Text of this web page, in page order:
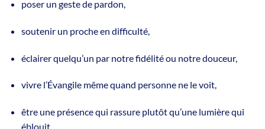
poser un geste de pardon,
soutenir un proche en difficulté,
éclairer quelqu’un par notre fidélité ou notre douceur,
vivre l’Évangile même quand personne ne le voit,
être une présence qui rassure plutôt qu’une lumière qui
éblouit.